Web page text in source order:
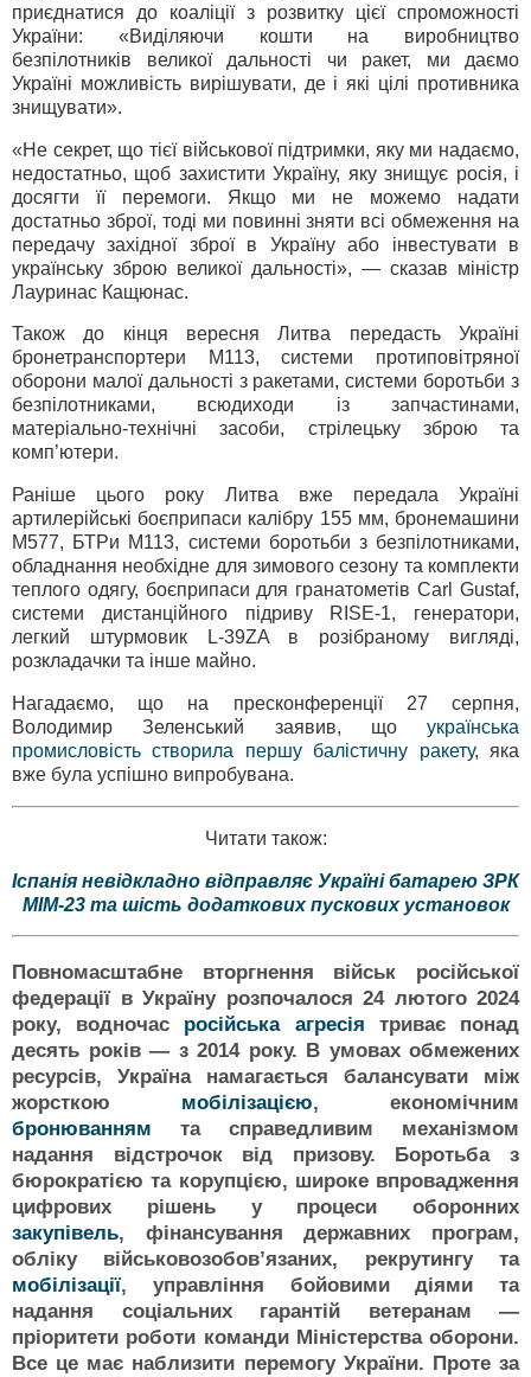
приєднатися до коаліції з розвитку цієї спроможності
України: «Виділяючи кошти на виробництво
безпілотників великої дальності чи ракет, ми даємо
Україні можливість вирішувати, де і які цілі противника
знищувати».
«Не секрет, що тієї військової підтримки, яку ми надаємо,
недостатньо, щоб захистити Україну, яку знищує росія, і
досягти її перемоги. Якщо ми не можемо надати
достатньо зброї, тоді ми повинні зняти всі обмеження на
передачу західної зброї в Україну або інвестувати в
українську зброю великої дальності», — сказав міністр
Лауринас Кащюнас.
Також до кінця вересня Литва передасть Україні
бронетранспортери М113, системи протиповітряної
оборони малої дальності з ракетами, системи боротьби з
безпілотниками, всюдиходи із запчастинами,
матеріально-технічні засоби, стрілецьку зброю та
комп’ютери.
Раніше цього року Литва вже передала Україні
артилерійські боєприпаси калібру 155 мм, бронемашини
M577, БТРи M113, системи боротьби з безпілотниками,
обладнання необхідне для зимового сезону та комплекти
теплого одягу, боєприпаси для гранатометів Carl Gustaf,
системи дистанційного підриву RISE-1, генератори,
легкий штурмовик L-39ZA в розібраному вигляді,
розкладачки та інше майно.
Нагадаємо, що на пресконференції 27 серпня,
Володимир Зеленський заявив, що українська
промисловість створила першу балістичну ракету, яка
вже була успішно випробувана.
Читати також:
Іспанія невідкладно відправляє Україні батарею ЗРК
MIM-23 та шість додаткових пускових установок
Повномасштабне вторгнення військ російської
федерації в Україну розпочалося 24 лютого 2024
року, водночас російська агресія триває понад
десять років — з 2014 року. В умовах обмежених
ресурсів, Україна намагається балансувати між
жорсткою мобілізацією, економічним
бронюванням та справедливим механізмом
надання відстрочок від призову. Боротьба з
бюрократією та корупцією, широке впровадження
цифрових рішень у процеси оборонних
закупівель, фінансування державних програм,
обліку військовозобовʼязаних, рекрутингу та
мобілізації, управління бойовими діями та
надання соціальних гарантій ветеранам —
пріоритети роботи команди Міністерства оборони.
Все це має наблизити перемогу України. Проте за